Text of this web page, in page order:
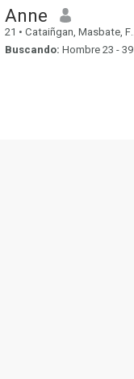
Anne
21 • Cataiñgan, Masbate, Filipinas
Buscando: Hombre 23 - 39